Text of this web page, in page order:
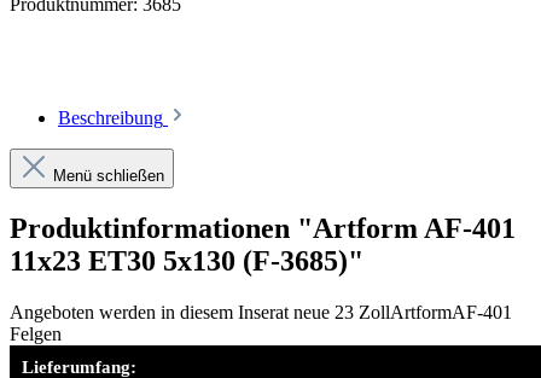
Beschreibung
Menü schließen
Produktinformationen "Artform AF-401
11x23 ET30 5x130 (F-3685)"
Angeboten werden in diesem Inserat neue 23 ZollArtformAF-401
Felgen
Lieferumfang: